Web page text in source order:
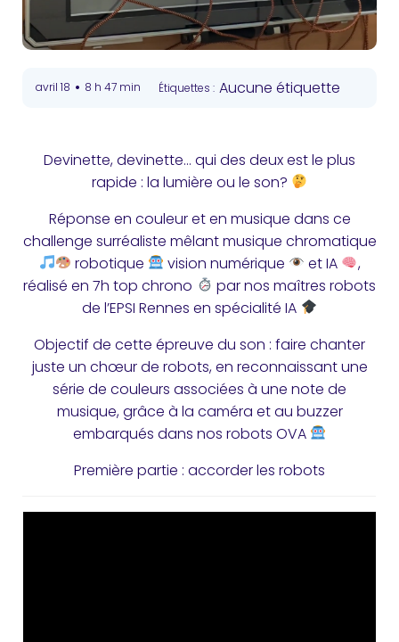
avril 18 • 8 h 47 min Étiquettes : Aucune étiquette
Devinette, devinette… qui des deux est le plus
rapide : la lumière ou le son?
Réponse en couleur et en musique dans ce
challenge surréaliste mêlant musique chromatique
robotique
vision numérique et IA
,
réalisé en 7h top chrono
par nos maîtres robots
de l’EPSI Rennes en spécialité IA
Objectif de cette épreuve du son : faire chanter
juste un chœur de robots, en reconnaissant une
série de couleurs associées à une note de
musique, grâce à la caméra et au buzzer
embarqués dans nos robots OVA
Première partie : accorder les robots